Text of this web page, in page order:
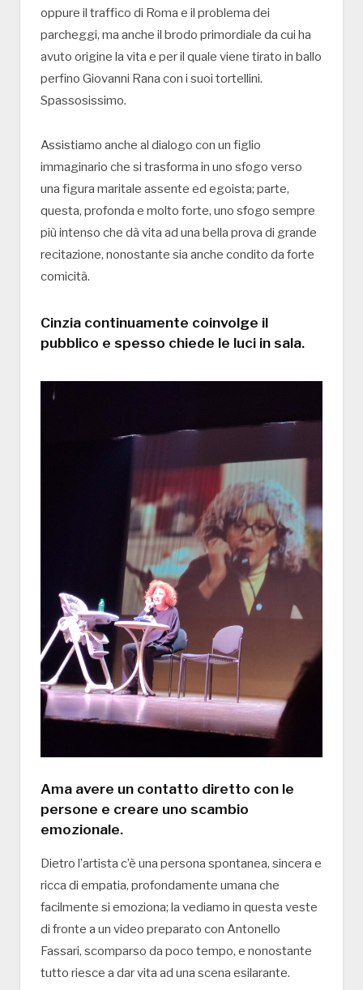
oppure il traffico di Roma e il problema dei
parcheggi, ma anche il brodo primordiale da cui ha
avuto origine la vita e per il quale viene tirato in ballo
perfino Giovanni Rana con i suoi tortellini.
Spassosissimo.
Assistiamo anche al dialogo con un figlio
immaginario che si trasforma in uno sfogo verso
una figura maritale assente ed egoista; parte,
questa, profonda e molto forte, uno sfogo sempre
più intenso che dà vita ad una bella prova di grande
recitazione, nonostante sia anche condito da forte
comicità.
Cinzia continuamente coinvolge il
pubblico e spesso chiede le luci in sala.
Ama avere un contatto diretto con le
persone e creare uno scambio
emozionale.
Dietro l’artista c’è una persona spontanea, sincera e
ricca di empatia, profondamente umana che
facilmente si emoziona; la vediamo in questa veste
di fronte a un video preparato con Antonello
Fassari, scomparso da poco tempo, e nonostante
tutto riesce a dar vita ad una scena esilarante.